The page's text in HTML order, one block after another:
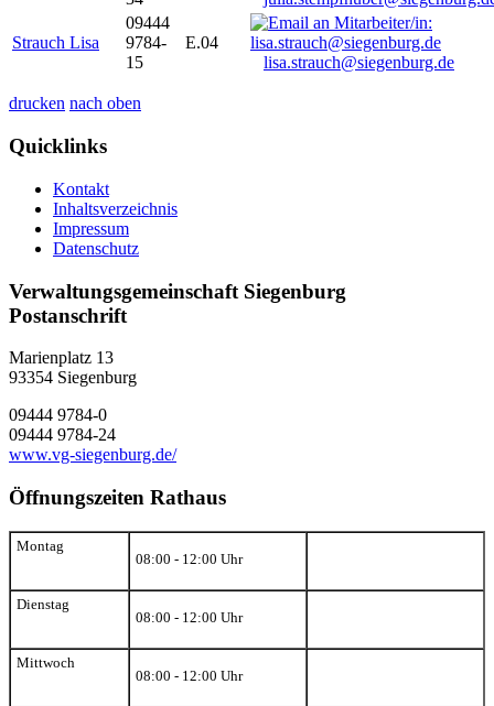
Strauch Lisa
09444
9784-
15
E.04
lisa.strauch@siegenburg.de
drucken nach oben
Quicklinks
Kontakt
Inhaltsverzeichnis
Impressum
Datenschutz
Verwaltungsgemeinschaft Siegenburg
Postanschrift
Marienplatz 13
93354 Siegenburg
09444 9784-0
09444 9784-24
www.vg-siegenburg.de/
Öffnungszeiten Rathaus
Montag
08:00 - 12:00 Uhr
Dienstag
08:00 - 12:00 Uhr
Mittwoch
08:00 - 12:00 Uhr